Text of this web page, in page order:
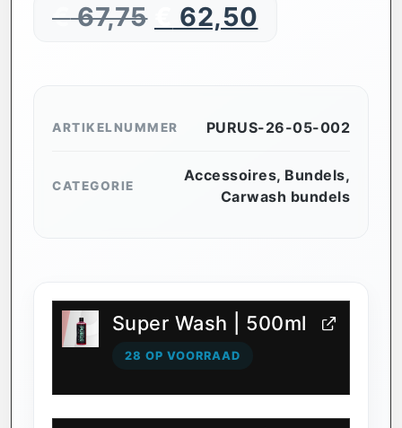
€67,75 62,50
ARTIKELNUMMER PURUS-26-05-002
CATEGORIE
Accessoires, Bundels,
Carwash bundels
Super Wash | 500ml
28 OP VOORRAAD